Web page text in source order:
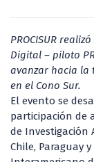
PROCISUR
Digital – piloto
avanzar hacia
en el Cono Sur.
El evento se
participación de
de Investigación
Chile, Paraguay